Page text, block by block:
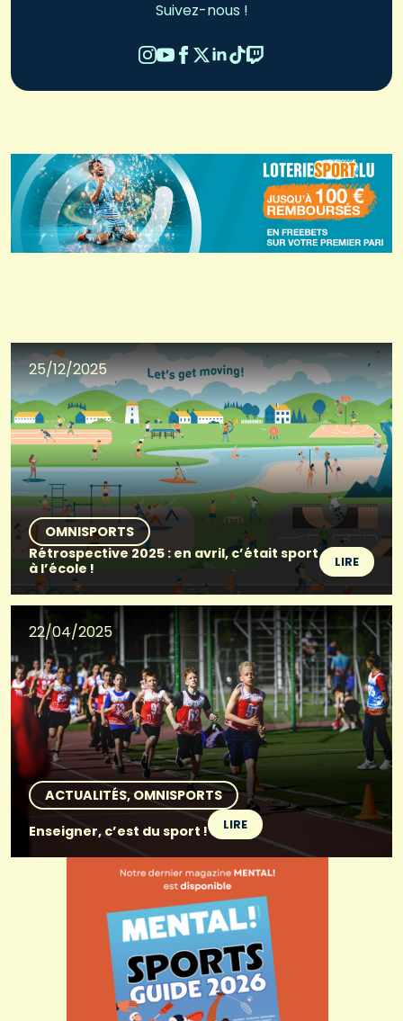
Suivez-nous !
25/12/2025
OMNISPORTS
Rétrospective 2025 : en avril, c’était sport
à l’école !
LIRE
22/04/2025
ACTUALITÉS OMNISPORTS
Enseigner, c’est du sport !
LIRE